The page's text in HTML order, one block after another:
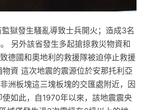
獄發生騷亂導致士兵開火；造成3名
另外該省發生多起搶掠救災物資和
德國和奧地利的救援隊被迫停止救援
資 這次地震的震源位於安那托利亞
洲板塊這三塊板塊的交匯處附近，因
如此，自1970年以來，該地震震央